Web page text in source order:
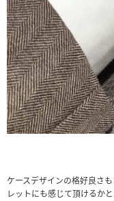
ケースデザインの格好良さも
レットにも感じて頂けるかと